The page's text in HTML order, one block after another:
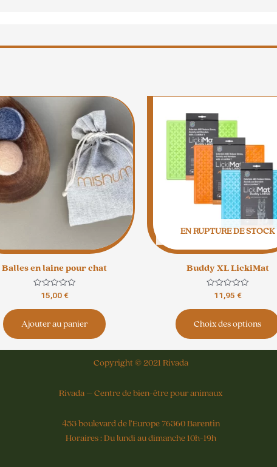
Balles en laine pour chat
Note
sur
15,00€
Ajouter au panier
EN RUPTURE DE STOCK
Buddy XL LickiMat
Note
sur
11,95 €
Choix des options
Copyright © 2021 Rivada
Rivada – Centre de bien-être pour animaux
453 boulevard de l’Europe 76360 Barentin
Horaires : Du lundi au dimanche 10h-19h